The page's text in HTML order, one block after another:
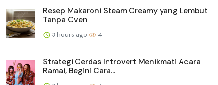
Resep Makaroni Steam Creamy yang Lembut
Tanpa Oven
3 hours ago 4
Strategi Cerdas Introvert Menikmati Acara
Ramai, Begini Cara...